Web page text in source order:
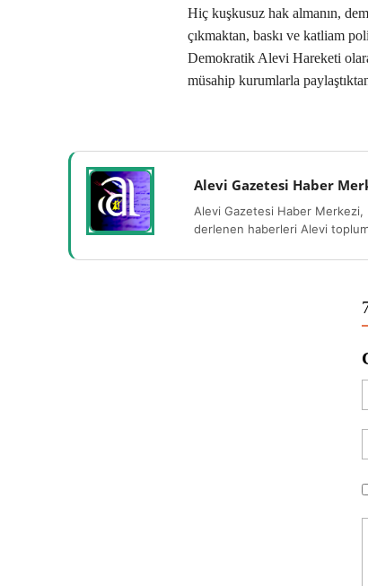
Hiç kuşkusuz hak almanın,
çıkmaktan, baskı ve katliam
Demokratik Alevi Hareketi
müsahip kurumlarla
Alevi Gazetesi Haber
Alevi Gazetesi Haber Merkezi,
derlenen haberleri Alevi